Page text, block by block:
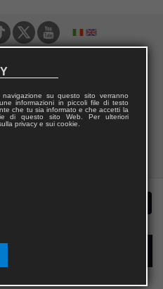
per acquisti sul sito
su questo sito verranno
informazioni in piccoli file di testo
che tu sia informato e che accetti la
di questo sito Web. Per ulteriori
privacy e sui cookie.